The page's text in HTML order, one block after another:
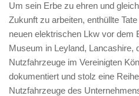
Um sein Erbe zu ehren und
Zukunft zu arbeiten, enthüllte
neuen elektrischen Lkw vor dem
Museum in Leyland, Lancashire,
Nutzfahrzeuge im Vereinigten
dokumentiert und stolz eine
Nutzfahrzeuge des